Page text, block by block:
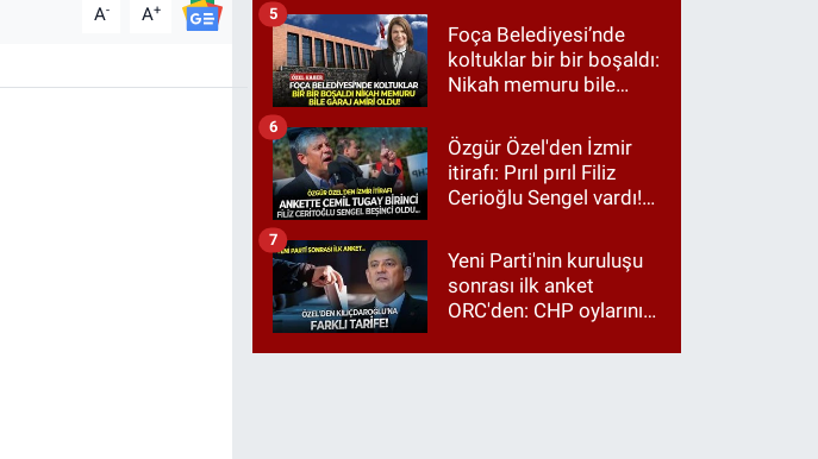
A- A+
Foça Belediyesi’nde
koltuklar bir bir boşaldı:
Nikah memuru bile
5
Özgür Özel'den İzmir
itirafı: Pırıl pırıl Filiz
Cerioğlu Sengel vardı!
Tugay birinci çıktı
6
Yeni Parti'nin kuruluşu
sonrası ilk anket
ORC'den: CHP oylarının
üçte biri Kılıçdaroğlu'na
7